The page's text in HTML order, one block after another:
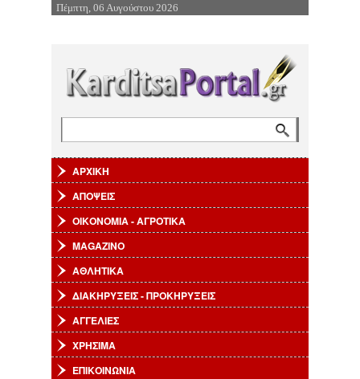
Επιστροφή στην Πλοήγηση
Πέμπτη, 06 Αυγούστου 2026
ΑΡΧΙΚΗ
ΑΠΟΨΕΙΣ
ΟΙΚΟΝΟΜΙΑ - ΑΓΡΟΤΙΚΑ
MAGAZINO
ΑΘΛΗΤΙΚΑ
ΔΙΑΚΗΡΥΞΕΙΣ - ΠΡΟΚΗΡΥΞΕΙΣ
ΑΓΓΕΛΙΕΣ
ΧΡΗΣΙΜΑ
ΕΠΙΚΟΙΝΩΝΙΑ